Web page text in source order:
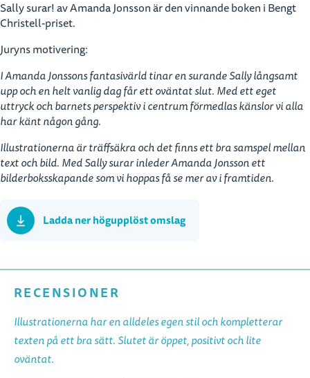
Sally surar! av Amanda Jonsson är den vinnande boken i Bengt
Christell-priset.
Juryns motivering:
I Amanda Jonssons fantasivärld tinar en surande Sally långsamt
upp och en helt vanlig dag får ett oväntat slut. Med ett eget
uttryck och barnets perspektiv i centrum förmedlas känslor vi alla
har känt någon gång.
Illustrationerna är träffsäkra och det finns ett bra samspel mellan
text och bild. Med Sally surar inleder Amanda Jonsson ett
bilderboksskapande som vi hoppas få se mer av i framtiden.
Ladda ner högupplöst omslag
RECENSIONER
Illustrationerna har en alldeles egen stil och kompletterar
texten på ett bra sätt. Slutet är öppet, positivt och lite
oväntat.